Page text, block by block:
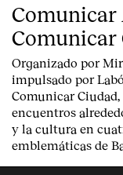
Comunicar
Organizado por
impulsado por
Comunicar
encuentros
y la cultura en
emblemáticas de